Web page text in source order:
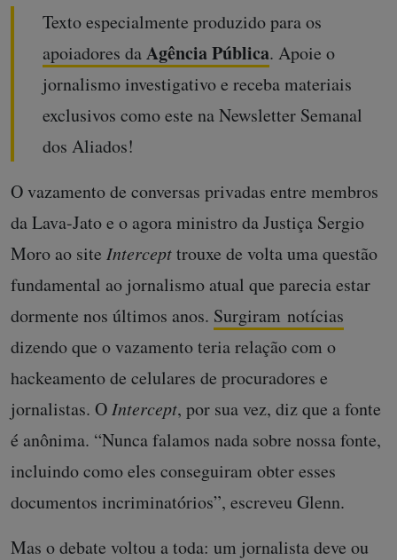
Texto especialmente produzido para os
apoiadores daAgênciaPública. Apoie o
jornalismo investigativo e receba materiais
exclusivos como este na Newsletter Semanal
dos Aliados!
O vazamento de conversas privadas entre membros
da Lava-Jato e o agora ministro da Justiça Sergio
Moro ao site Intercepttrouxe de volta uma questão
fundamental ao jornalismo atual que parecia estar
dormente nos últimos anos. Surgiram notícias
dizendo que o vazamento teria relação com o
hackeamento de celulares de procuradores e
jornalistas. O Intercept, por sua vez, diz que a fonte
é anônima. “Nunca falamos nada sobre nossa fonte,
incluindo como eles conseguiram obter esses
documentos incriminatórios”, escreveu Glenn.
Mas o debate voltou a toda: um jornalista deve ou